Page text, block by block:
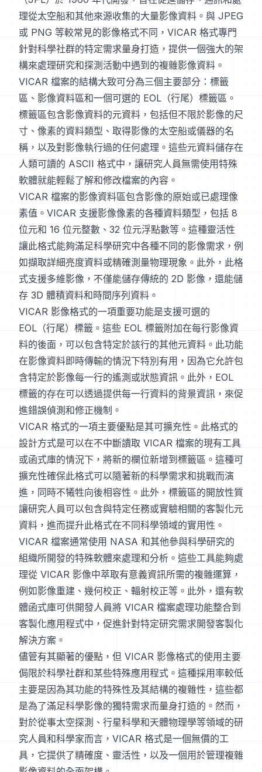
理從太空船和其他來源收集的大量影像資料。與 JPEG
或 PNG 等較常見的影像格式不同，VICAR 格式專門
針對科學社群的特定需求量身打造，提供一個強大的架
構來處理研究和探測活動中遇到的複雜影像資料。
VICAR 檔案的結構大致可分為三個主要部分：標籤
區、影像資料區和一個可選的 EOL（行尾）標籤區。
標籤區包含影像資料的元資料，包括但不限於影像的尺
寸、像素的資料類型、取得影像的太空船或儀器的名
稱，以及對影像執行過的任何處理。這些元資料儲存在
人類可讀的 ASCII 格式中，讓研究人員無需使用特殊
軟體就能輕鬆了解和修改檔案的內容。
VICAR 檔案的影像資料區包含影像的原始或已處理像
素值。VICAR 支援影像像素的各種資料類型，包括 8
位元和 16 位元整數、32 位元浮點數等。這種靈活性
讓此格式能夠滿足科學研究中各種不同的影像需求，例
如擷取詳細亮度資料或精確測量物理現象。此外，此格
式支援多維影像，不僅能儲存傳統的 2D 影像，還能儲
存 3D 體積資料和時間序列資料。
VICAR 影像格式的一項重要功能是支援可選的
EOL（行尾）標籤。這些 EOL 標籤附加在每行影像資
料的後面，可以包含特定於該行的其他元資料。此功能
在影像資料即時傳輸的情況下特別有用，因為它允許包
含特定於影像每一行的遙測或狀態資訊。此外，EOL
標籤的存在可以透過提供每一行資料的背景資訊，來促
進錯誤偵測和修正機制。
VICAR 格式的一項主要優點是其可擴充性。此格式的
設計方式是可以在不中斷讀取 VICAR 檔案的現有工具
或函式庫的情況下，將新的欄位新增到標籤區。這種可
擴充性確保此格式可以隨著新的科學需求和挑戰而演
進，同時不犧牲向後相容性。此外，標籤區的開放性質
讓研究人員可以包含與特定任務或實驗相關的客製化元
資料，進而提升此格式在不同科學領域的實用性。
VICAR 檔案通常使用 NASA 和其他參與科學研究的
組織所開發的特殊軟體來處理和分析。這些工具能夠處
理從 VICAR 影像中萃取有意義資訊所需的複雜運算，
例如影像重建、幾何校正、輻射校正等。此外，還有軟
體函式庫可供開發人員將 VICAR 檔案處理功能整合到
客製化應用程式中，促進針對特定研究需求開發客製化
解決方案。
儘管有其顯著的優點，但 VICAR 影像格式的使用主要
侷限於科學社群和某些特殊應用程式。這種採用率較低
主要是因為其功能的特殊性及其結構的複雜性，這些都
是為了滿足科學影像的獨特需求而量身打造的。然而，
對於從事太空探測、行星科學和天體物理學等領域的研
究人員和科學家而言，VICAR 格式是一個無價的工
具，它提供了精確度、靈活性，以及一個用於管理複雜